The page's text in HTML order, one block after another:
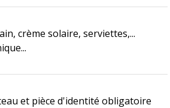
crème solaire, serviettes,...
et pièce d'identité obligatoire